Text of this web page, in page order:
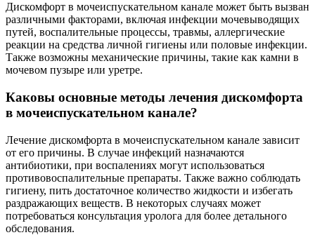
Дискомфорт в мочеиспускательном канале может быть вызван
различными факторами, включая инфекции мочевыводящих
путей, воспалительные процессы, травмы, аллергические
реакции на средства личной гигиены или половые инфекции.
Также возможны механические причины, такие как камни в
мочевом пузыре или уретре.
Каковы основные методы лечения дискомфорта
в мочеиспускательном канале?
Лечение дискомфорта в мочеиспускательном канале зависит
от его причины. В случае инфекций назначаются
антибиотики, при воспалениях могут использоваться
противовоспалительные препараты. Также важно соблюдать
гигиену, пить достаточное количество жидкости и избегать
раздражающих веществ. В некоторых случаях может
потребоваться консультация уролога для более детального
обследования.